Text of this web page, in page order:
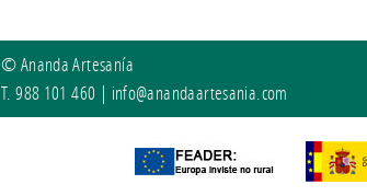
© Ananda Artesanía
T. 988 101 460 | info@anandaartesania.com